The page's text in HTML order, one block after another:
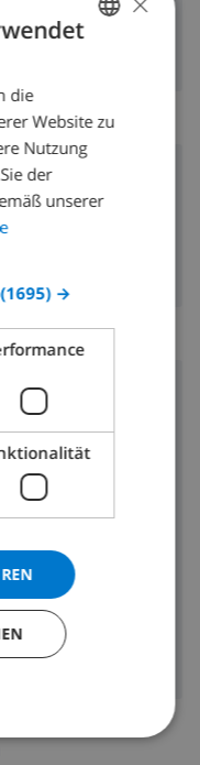
DUTCH
SPANISH
GERMAN
ITALIAN
DANISH
die
Website zu
Nutzung
der
unserer
(1695) →